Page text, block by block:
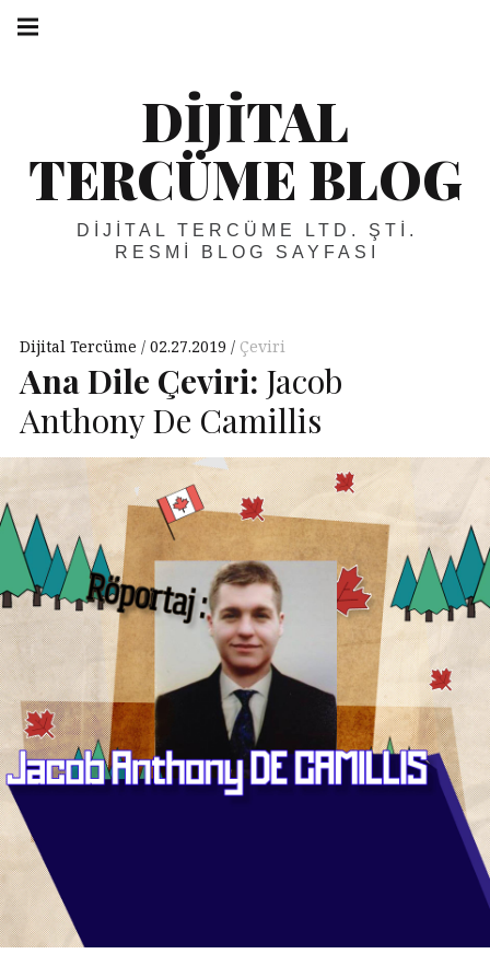
Skip
DIJITAL
TERCÜME BLOG
DIJITAL TERCÜME LTD. ŞTI.
RESMI BLOG SAYFASI
navigation
Dijital Tercüme 02.27.2019 Çeviri
Ana Dile Çeviri: Jacob
Anthony De Camillis